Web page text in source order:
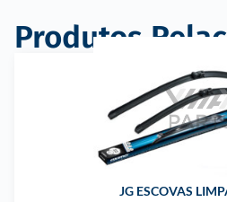
Produtos
JG ESCOVAS